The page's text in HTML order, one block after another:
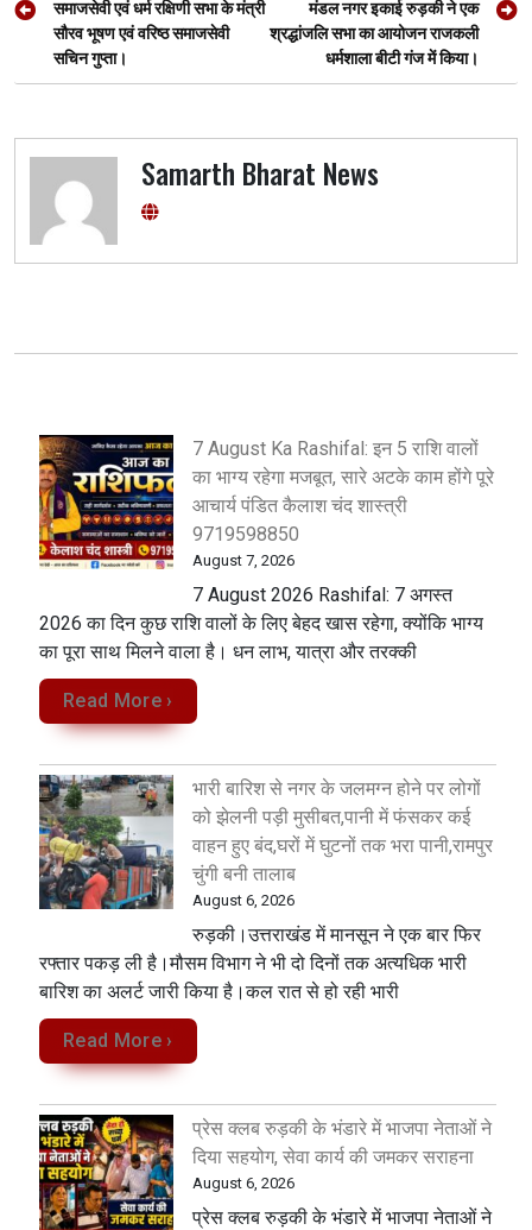
समाजसेवी एवं धर्म रक्षिणी सभा के मंत्री
सौरव भूषण एवं वरिष्ठ समाजसेवी
सचिन गुप्ता।
मंडल नगर इकाई रुड़की ने एक
श्रद्धांजलि सभा का आयोजन राजकली
धर्मशाला बीटी गंज में किया।
Samarth Bharat News
7 August Ka Rashifal: इन 5 राशि वालों
का भाग्य रहेगा मजबूत, सारे अटके काम होंगे पूरे
आचार्य पंडित कैलाश चंद शास्त्री
9719598850
August 7, 2026
7 August 2026 Rashifal: 7 अगस्त
2026 का दिन कुछ राशि वालों के लिए बेहद खास रहेगा, क्योंकि भाग्य
का पूरा साथ मिलने वाला है। धन लाभ, यात्रा और तरक्की
Read More ›
भारी बारिश से नगर के जलमग्न होने पर लोगों
को झेलनी पड़ी मुसीबत,पानी में फंसकर कई
वाहन हुए बंद,घरों में घुटनों तक भरा पानी,रामपुर
चुंगी बनी तालाब
August 6, 2026
रुड़की।उत्तराखंड में मानसून ने एक बार फिर
रफ्तार पकड़ ली है।मौसम विभाग ने भी दो दिनों तक अत्यधिक भारी
बारिश का अलर्ट जारी किया है।कल रात से हो रही भारी
Read More ›
प्रेस क्लब रुड़की के भंडारे में भाजपा नेताओं ने
दिया सहयोग, सेवा कार्य की जमकर सराहना
August 6, 2026
प्रेस क्लब रुड़की के भंडारे में भाजपा नेताओं ने